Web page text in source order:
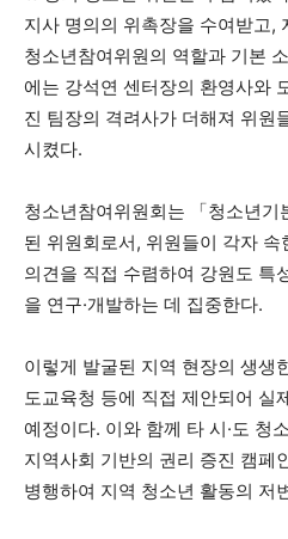
지사 명의의 위촉장을 수여받고,
청소년참여위원의 역할과 기본
에는 강석연 센터장의 환영사와
진 팀장의 격려사가 더해져 위원
시켰다.
청소년참여위원회는 「청소년기
된 위원회로서, 위원들이 각자
의견을 직접 수렴하여 강원도 특
을 연구·개발하는 데 집중한다.
이렇게 발굴된 지역 현장의 생생
도교육청 등에 직접 제안되어 실
예정이다. 이와 함께 타 시·도 청
지역사회 기반의 권리 증진 캠페
병행하여 지역 청소년 활동의 저